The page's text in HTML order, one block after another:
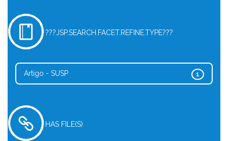
???JSP.SEARCH.FACET.REFINE.TYPE???
1
Artigo - SUSP
HAS FILE(S)